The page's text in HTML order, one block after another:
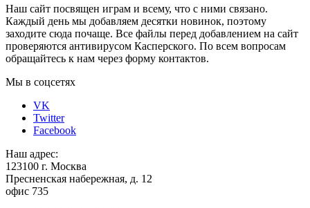
Наш сайт посвящен играм и всему, что с ними связано.
Каждый день мы добавляем десятки новинок, поэтому
заходите сюда почаще. Все файлы перед добавлением на сайт
проверяются антивирусом Касперского. По всем вопросам
обращайтесь к нам через форму контактов.
Мы в соцсетях
VK
Twitter
Facebook
Наш адрес:
123100 г. Москва
Пресненская набережная, д. 12
офис 735